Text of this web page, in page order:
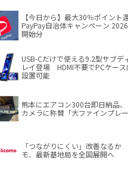
【今日から】最大30％ポイント
PayPay自治体キャンペーン
開始分
USB-Cだけで使える9.2型サブデ
レイ登場 HDMI不要でPCケース
設置可能
熊本にエアコン300台即日納品
カメラに称賛「大ファインプレー
「つながりにくい」改善なるか
モ、最新基地局を全国展開へ